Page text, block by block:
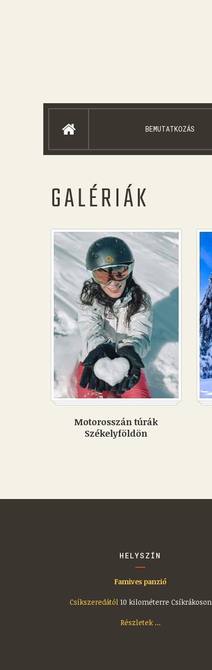
BEMUTATKOZÁS
GALÉRIÁK
Motorosszán túrák
Székelyföldön
HELYSZÍN
Famives panzió
Csíkszeredától 10 kilométerre Csíkrákoson
Részletek ...